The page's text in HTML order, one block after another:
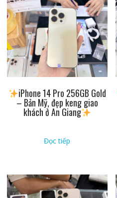
iPhone 14 Pro 256GB Gold
– Bản Mỹ, đẹp keng giao
khách ở An Giang
Đọc tiếp